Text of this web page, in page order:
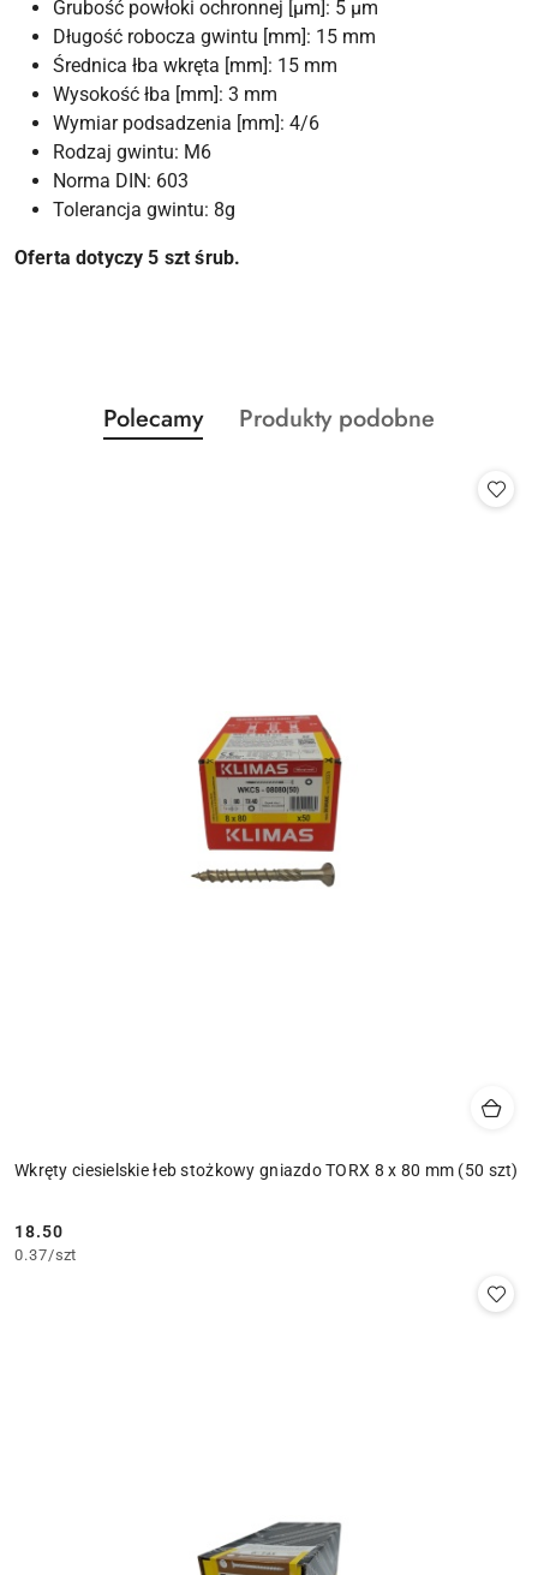
Grubość powłoki ochronnej [µm]: 5 µm
Długość robocza gwintu [mm]: 15 mm
Średnica łba wkręta [mm]: 15 mm
Wysokość łba [mm]: 3 mm
Wymiar podsadzenia [mm]: 4/6
Rodzaj gwintu: M6
Norma DIN: 603
Tolerancja gwintu: 8g
Oferta dotyczy 5 szt śrub.
Pomiń karuzelę produktów
Produkty
o
Polecamy
Produkty
Produkty podobne
Wkręty ciesielskie łeb stożkowy gniazdo TORX 8 x 80 mm (50 szt)
Cena:
18.50
0.37/szt